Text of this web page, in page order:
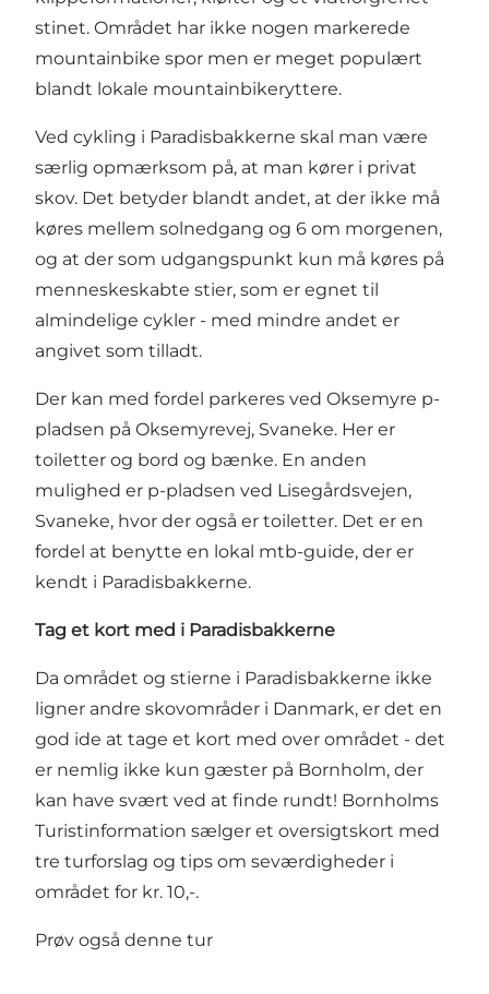
stinet. Området har ikke nogen markerede
mountainbike spor men er meget populært
blandt lokale mountainbikeryttere.
Ved cykling i Paradisbakkerne skal man være
særlig opmærksom på, at man kører i privat
skov. Det betyder blandt andet, at der ikke må
køres mellem solnedgang og 6 om morgenen,
og at der som udgangspunkt kun må køres på
menneskeskabte stier, som er egnet til
almindelige cykler - med mindre andet er
angivet som tilladt.
Der kan med fordel parkeres ved Oksemyre p-
pladsen på Oksemyrevej, Svaneke. Her er
toiletter og bord og bænke. En anden
mulighed er p-pladsen ved Lisegårdsvejen,
Svaneke, hvor der også er toiletter. Det er en
fordel at benytte en lokal mtb-guide, der er
kendt i Paradisbakkerne.
Tag et kort med i Paradisbakkerne
Da området og stierne i Paradisbakkerne ikke
ligner andre skovområder i Danmark, er det en
god ide at tage et kort med over området - det
er nemlig ikke kun gæster på Bornholm, der
kan have svært ved at finde rundt! Bornholms
Turistinformation sælger et oversigtskort med
tre turforslag og tips om seværdigheder i
området for kr. 10,-.
Prøv også denne tur